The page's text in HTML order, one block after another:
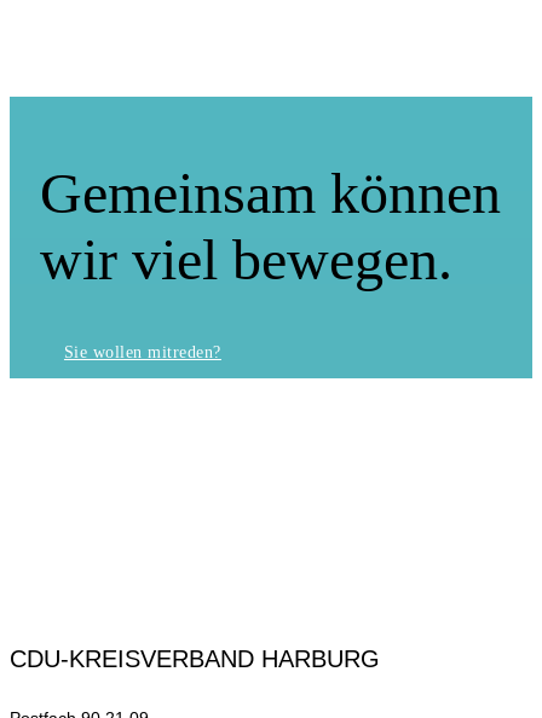
Gemeinsam können
wir viel bewegen.
Sie wollen mitreden?
CDU-KREISVERBAND HARBURG